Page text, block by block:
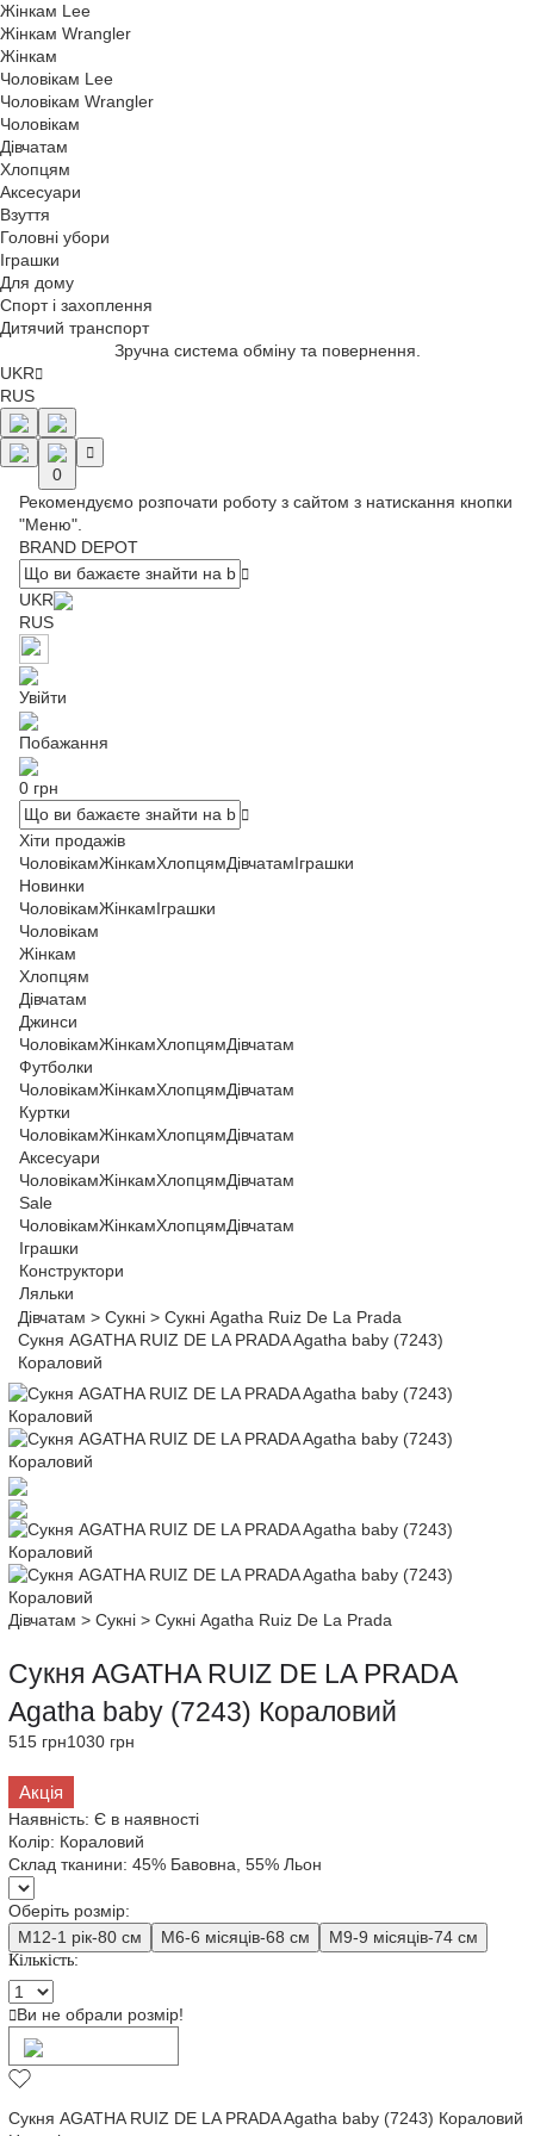
Жінкам Lee
Жінкам Wrangler
Жінкам
Чоловікам Lee
Чоловікам Wrangler
Чоловікам
Дівчатам
Хлопцям
Аксесуари
Взуття
Головні убори
Іграшки
Для дому
Спорт і захоплення
Дитячий транспорт
Зручна система обміну та повернення.
UKR
RUS
0
Рекомендуємо розпочати роботу з сайтом з натискання кнопки
"Меню".
BRAND DEPOT
UKR
RUS
Увійти
Побажання
0 грн
Хіти продажів
ЧоловікамЖінкамХлопцямДівчатамІграшки
Новинки
ЧоловікамЖінкамІграшки
Чоловікам
Жінкам
Хлопцям
Дівчатам
Джинси
ЧоловікамЖінкамХлопцямДівчатам
Футболки
ЧоловікамЖінкамХлопцямДівчатам
Куртки
ЧоловікамЖінкамХлопцямДівчатам
Аксесуари
ЧоловікамЖінкамХлопцямДівчатам
Sale
ЧоловікамЖінкамХлопцямДівчатам
Іграшки
Конструктори
Ляльки
Дівчатам > Сукні > Сукні Agatha Ruiz De La Prada
Сукня AGATHA RUIZ DE LA PRADA Agatha baby (7243)
Кораловий
Дівчатам >Сукні >Сукні Agatha Ruiz De La Prada
Сукня AGATHA RUIZ DE LA PRADA
Agatha baby (7243) Кораловий
515 грн1030 грн
Акція
Наявність:Є в наявності
Колір: Кораловий
Склад тканини:45% Бавовна, 55% Льон
Оберіть розмір:
M12-1 рік-80 см
M6-6 місяців-68 см M9-9 місяців-74 см
Кількість:
Ви не обрали розмір!
Сукня AGATHA RUIZ DE LA PRADA Agatha baby (7243) Кораловий